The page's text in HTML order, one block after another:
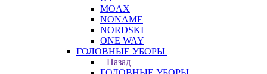
MOAX
NONAME
NORDSKI
ONE WAY
ГОЛОВНЫЕ УБОРЫ
Назад